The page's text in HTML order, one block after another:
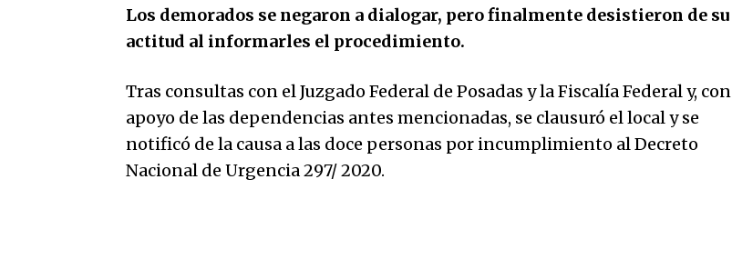
Los demorados se negaron a dialogar, pero finalmente desistieron de su
actitud al informarles el procedimiento.
Tras consultas con el Juzgado Federal de Posadas y la Fiscalía Federal y, con
apoyo de las dependencias antes mencionadas, se clausuró el local y se
notificó de la causa a las doce personas por incumplimiento al Decreto
Nacional de Urgencia 297/ 2020.